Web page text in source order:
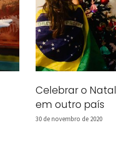
Celebrar o Natal
em outro país
30 de novembro de 2020